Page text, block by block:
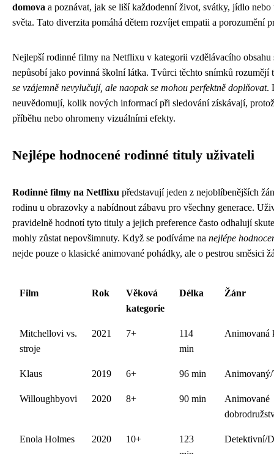
domova a poznávat, jak se liší každodenní život, svátky, jídlo
světa. Tato diverzita pomáhá dětem rozvíjet empatii a porozumění
Nejlepší rodinné filmy na Netflixu v kategorii vzdělávacího
nepůsobí jako povinná školní látka. Tvůrci těchto snímků rozumějí
se vzájemně nevylučují, ale naopak se mohou perfektně doplňovat.
neuvědomují, kolik nových informací při sledování získávají,
příběhu nebo ohromeny vizuálními efekty.
Nejlépe hodnocené rodinné tituly uživateli
Rodinné filmy na Netflixu představují jeden z nejoblíbenějších
rodinu u obrazovky a nabídnout zábavu pro všechny generace.
pravidelně hodnotí tyto tituly a jejich preference často odhalují
mohly zůstat nepovšimnuty. Když se podíváme na nejlépe
nejde pouze o klasické animované pohádky, ale o pestrou směsici
Film Rok
Věková
kategorie
Délka Žánr
Mitchellovi vs.
stroje
2021 7+
114
min
Animovaná
Klaus 2019 6+ 96 min
Willoughbyovi 2020 8+ 90 min
Animované
Enola Holmes 2020 10+
123
Detektivní/